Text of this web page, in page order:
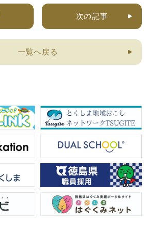
次の記事
一覧へ戻る